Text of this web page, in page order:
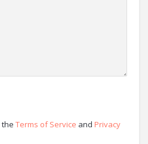
the Terms of Service and Privacy